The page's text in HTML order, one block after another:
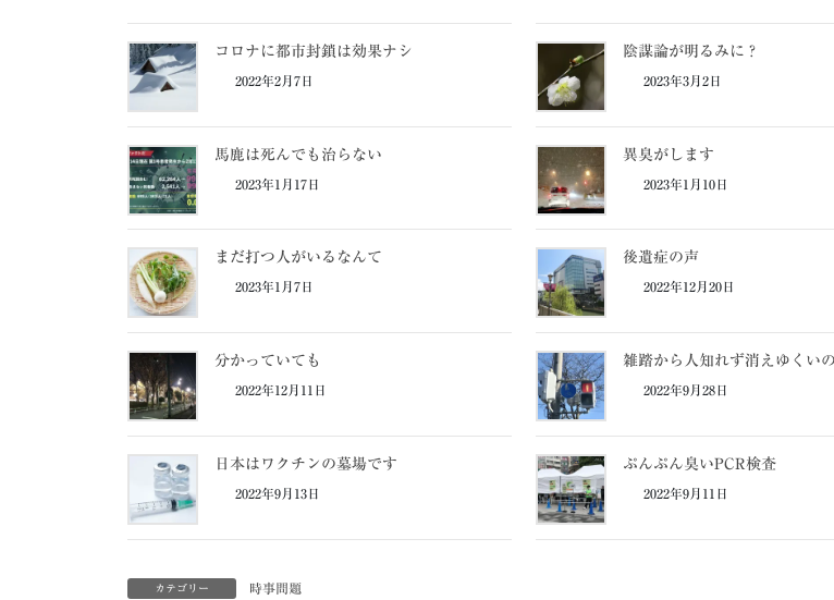
コロナに都市封鎖は効果ナシ
2022年2月7日
陰謀論が明るみに？
2023年3月2日
馬鹿は死んでも治らない
2023年1月17日
異臭がします
2023年1月10日
まだ打つ人がいるなんて
2023年1月7日
後遺症の声
2022年12月20日
分かっていても
2022年12月11日
雑踏から人知れず消えゆくい
2022年9月28日
日本はワクチンの墓場です
2022年9月13日
ぷんぷん臭いPCR検査
2022年9月11日
カテゴリー 時事問題